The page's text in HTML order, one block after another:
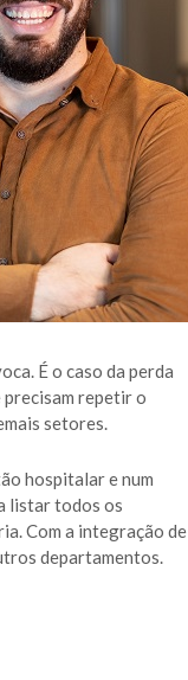
É o caso da perda
precisam repetir o
setores.
hospitalar e num
listar todos os
Com a integração de
departamentos.